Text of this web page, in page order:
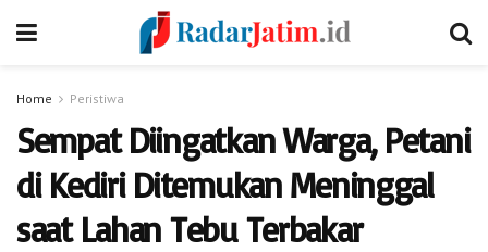
Home Peristiwa
Sempat Diingatkan Warga, Petani
di Kediri Ditemukan Meninggal
saat Lahan Tebu Terbakar